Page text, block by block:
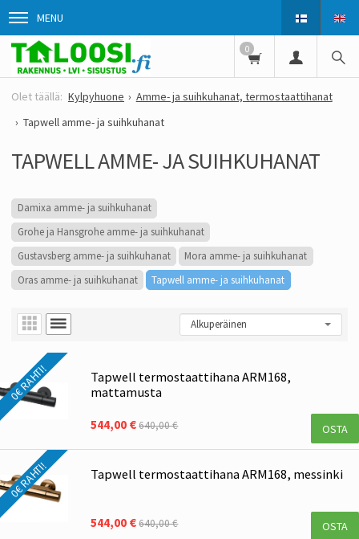
MENU
0
Kylpyhuone
Amme- ja suihkuhanat, termostaattihanat
Tapwell amme- ja suihkuhanat
TAPWELL AMME- JA SUIHKUHANAT
Damixa amme- ja suihkuhanat
Grohe ja Hansgrohe amme- ja suihkuhanat
Gustavsberg amme- ja suihkuhanat
Mora amme- ja suihkuhanat
Oras amme- ja suihkuhanat
Tapwell amme- ja suihkuhanat
0€ RAHTI!
Tapwell termostaattihana ARM168,
mattamusta
544,00 €640,00 € OSTA
0€ RAHTI! Tapwell termostaattihana ARM168, messinki
544,00 €640,00 € OSTA